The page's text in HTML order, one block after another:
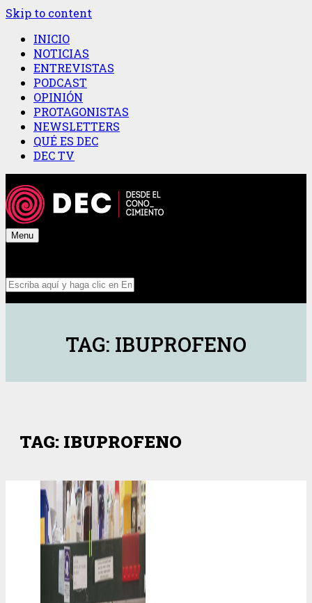
Skip to content
INICIO
NOTICIAS
ENTREVISTAS
PODCAST
OPINIÓN
PROTAGONISTAS
NEWSLETTERS
QUÉ ES DEC
DEC TV
Menu
TAG: IBUPROFENO
TAG: IBUPROFENO